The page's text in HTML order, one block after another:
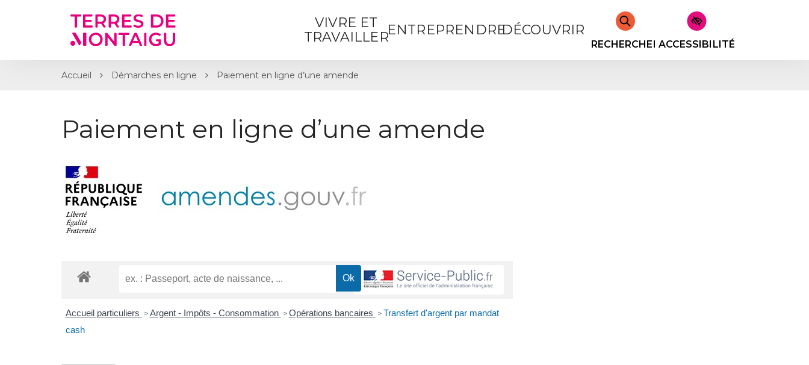
VIVRE ET
TRAVAILLERENTREPRENDREDÉCOUVRIR
RECHERCHERACCESSIBILITÉ
Accueil Démarches en ligne Paiement en ligne d’une amende
Paiement en ligne d’une amende
Accueil particuliers > Argent - Impôts - Consommation > Opérations bancaires > Transfert d'argent par mandat
cash